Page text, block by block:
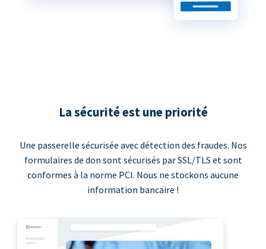
La sécurité est une priorité
Une passerelle sécurisée avec détection des fraudes. Nos
formulaires de don sont sécurisés par SSL/TLS et sont
conformes à la norme PCI. Nous ne stockons aucune
information bancaire !